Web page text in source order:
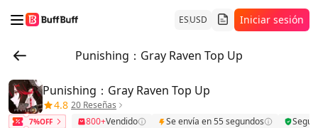
ESUSD Iniciar sesión
Punishing：Gray Raven Top Up
Punishing：Gray Raven Top Up
4.8 20 Reseñas
7%OFF 800+Vendido Se envía en 55 segundos